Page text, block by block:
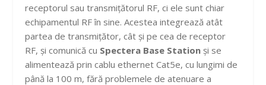
receptorul sau transmițătorul RF, ci ele sunt chiar
echipamentul RF în sine. Acestea integrează atât
partea de transmițător, cât și pe cea de receptor
RF, și comunică cu Spectera Base Station și se
alimentează prin cablu ethernet Cat5e, cu lungimi de
până la 100 m, fără problemele de atenuare a